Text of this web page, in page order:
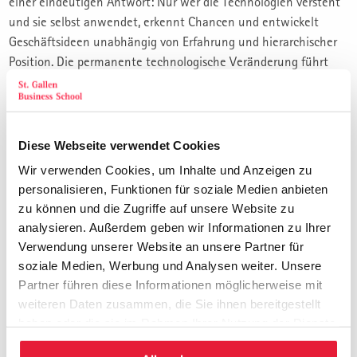
Diese Webseite verwendet Cookies
Wir verwenden Cookies, um Inhalte und Anzeigen zu
personalisieren, Funktionen für soziale Medien anbieten
zu können und die Zugriffe auf unsere Website zu
analysieren. Außerdem geben wir Informationen zu Ihrer
Verwendung unserer Website an unsere Partner für
soziale Medien, Werbung und Analysen weiter. Unsere
Partner führen diese Informationen möglicherweise mit
weiteren Daten zusammen, die Sie ihnen bereitgestellt
gesammelt haben.
und sie selbst anwendet, erkennt Chancen und entwickelt
Geschäftsideen unabhängig von Erfahrung und hierarchischer
Position. Die permanente technologische Veränderung führt
somit zu einem Wissensvorsprung der Jungen gegenüber den
– meisten – etablierten Managern. Deswegen tut ein
jungen Leistungsträger «anzuzapfen».
Für Sie als Young Manager:in ist dies eine grosse Chance. Sie
müssen lernen, was es braucht, um Ideen so in ein Konzept zu
verpacken, dass Executives neugierig werden und letztlich
bereit sind, Ressourcen für Neues zur Verfügung zu stellen. Sie
müssen aber vor allem auch lernen, wie dann, wenn das
Projekt zum Aufbau eines neuen Geschäfts bewilligt ist, das
Start-up gekonnt in Richtung Markteintritt, Marktaufbau und